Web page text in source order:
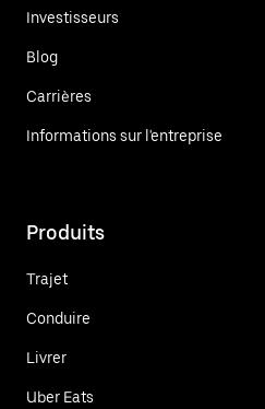
Investisseurs
Blog
Carrières
Informations sur l'entreprise
Produits
Trajet
Conduire
Livrer
Uber Eats